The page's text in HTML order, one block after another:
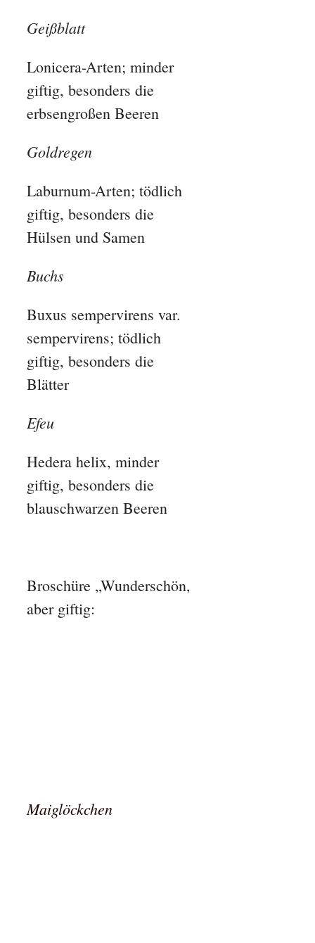
Geißblatt
Lonicera-Arten; minder
giftig, besonders die
erbsengroßen Beeren
Goldregen
Laburnum-Arten; tödlich
giftig, besonders die
Hülsen und Samen
Buchs
Buxus sempervirens var.
sempervirens; tödlich
giftig, besonders die
Blätter
Efeu
Hedera helix, minder
giftig, besonders die
blauschwarzen Beeren
Broschüre „Wunderschön,
aber giftig:
Maiglöckchen